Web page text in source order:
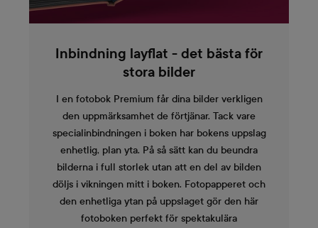
Inbindning layflat - det bästa för
stora bilder
I en fotobok Premium får dina bilder verkligen
den uppmärksamhet de förtjänar. Tack vare
specialinbindningen i boken har bokens uppslag
enhetlig, plan yta. På så sätt kan du beundra
bilderna i full storlek utan att en del av bilden
döljs i vikningen mitt i boken. Fotopapperet och
den enhetliga ytan på uppslaget gör den här
fotoboken perfekt för spektakulära